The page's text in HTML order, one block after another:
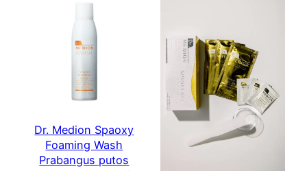
Dr. Medion Spaoxy
Foaming Wash
Prabangus putos